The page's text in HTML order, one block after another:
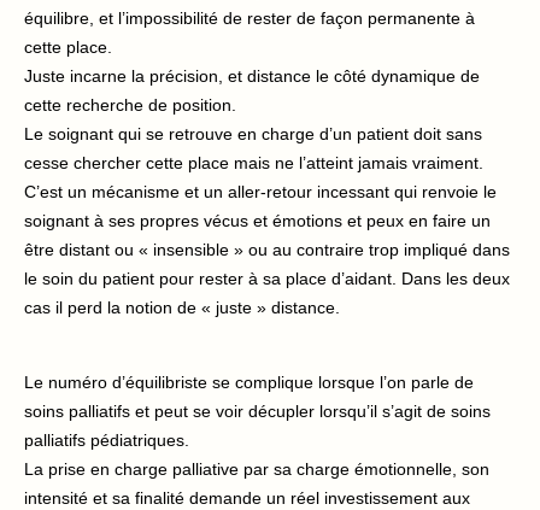
équilibre, et l’impossibilité de rester de façon permanente à
cette place.
Juste incarne la précision, et distance le côté dynamique de
cette recherche de position.
Le soignant qui se retrouve en charge d’un patient doit sans
cesse chercher cette place mais ne l’atteint jamais vraiment.
C’est un mécanisme et un aller-retour incessant qui renvoie le
soignant à ses propres vécus et émotions et peux en faire un
être distant ou « insensible » ou au contraire trop impliqué dans
le soin du patient pour rester à sa place d’aidant. Dans les deux
cas il perd la notion de « juste » distance.
Le numéro d’équilibriste se complique lorsque l’on parle de
soins palliatifs et peut se voir décupler lorsqu’il s’agit de soins
palliatifs pédiatriques.
La prise en charge palliative par sa charge émotionnelle, son
intensité et sa finalité demande un réel investissement aux